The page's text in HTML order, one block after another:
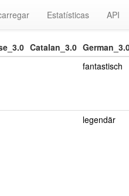
Estatísticas API
Catalan_3.0
fantastisch
legendär